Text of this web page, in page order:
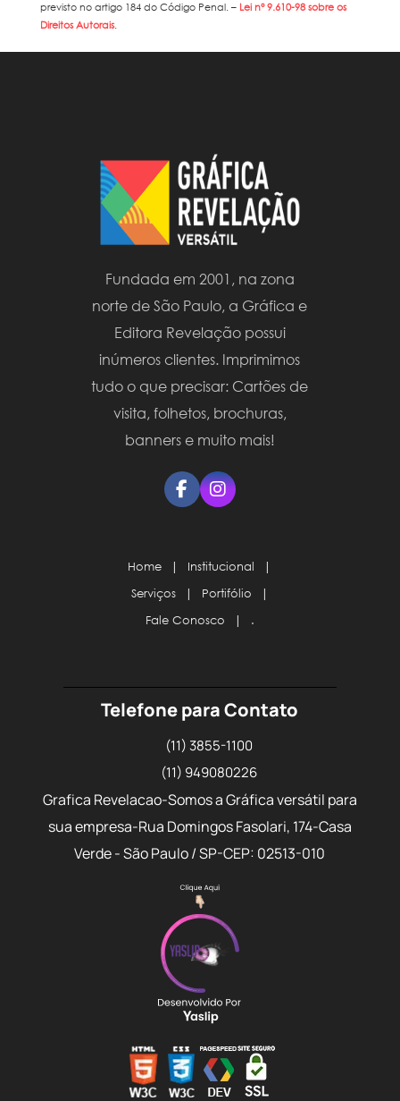
previsto no artigo 184 do Código Penal. – Lei n° 9.610-98 sobre os
Direitos Autorais.
Fundada em 2001, na zona
norte de São Paulo, a Gráfica e
Editora Revelação possui
inúmeros clientes. Imprimimos
tudo o que precisar: Cartões de
visita, folhetos, brochuras,
banners e muito mais!
Home | Institucional
|
Serviços
| Portifólio
|
Fale Conosco
| .
Telefone para Contato
(11) 3855-1100
(11) 949080226
Grafica Revelacao-Somos a Gráfica versátil para
sua empresa-Rua Domingos Fasolari, 174-Casa
Verde - São Paulo / SP-CEP: 02513-010